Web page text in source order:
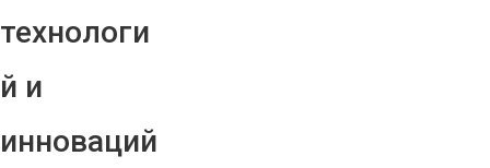
технологи
й и
инноваций